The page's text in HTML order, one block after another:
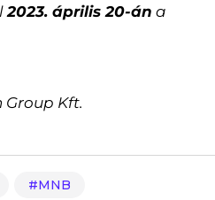
2023. április 20-án a
Group Kft.
MNB